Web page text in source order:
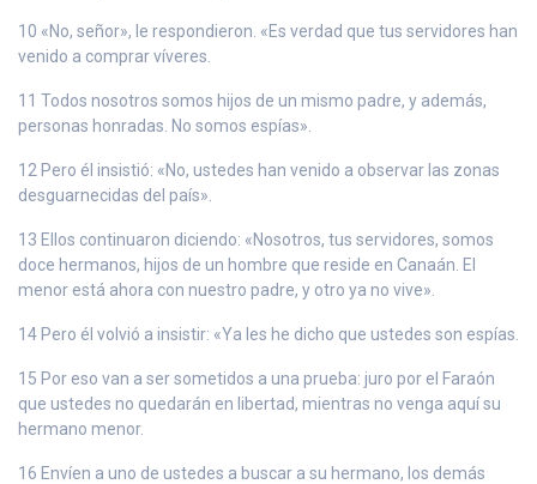
10 «No, señor», le respondieron. «Es verdad que tus servidores han
venido a comprar víveres.
11 Todos nosotros somos hijos de un mismo padre, y además,
personas honradas. No somos espías».
12 Pero él insistió: «No, ustedes han venido a observar las zonas
desguarnecidas del país».
13 Ellos continuaron diciendo: «Nosotros, tus servidores, somos
doce hermanos, hijos de un hombre que reside en Canaán. El
menor está ahora con nuestro padre, y otro ya no vive».
14 Pero él volvió a insistir: «Ya les he dicho que ustedes son espías.
15 Por eso van a ser sometidos a una prueba: juro por el Faraón
que ustedes no quedarán en libertad, mientras no venga aquí su
hermano menor.
16 Envíen a uno de ustedes a buscar a su hermano, los demás